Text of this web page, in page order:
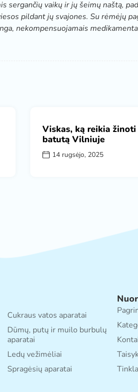
sergančių vaikų ir jų šeimų naštą,
pildant jų svajones. Su rėmėjų
nekompensuojamais
Viskas, ką reikia
batutą Vilniuje
14 rugsėjo, 2025
Cukraus vatos aparatai
Dūmų, putų ir muilo burbulų
aparatai
Ledų vežimėliai
Spragėsių aparatai